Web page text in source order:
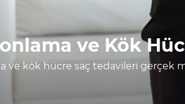
ve Kök
mı?
ve kök hücre saç tedavileri gerçek